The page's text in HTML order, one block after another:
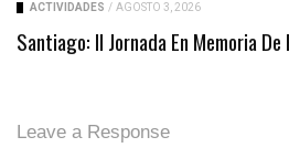
ACTIVIDADES / AGOSTO 3, 2026
Santiago: II Jornada En Memoria
Leave a Response